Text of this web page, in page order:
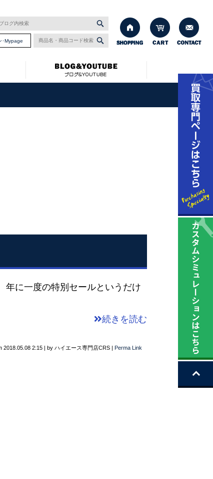
･Mypage
一度の特別セールというだけ
続きを読む
2018.05.08 2:15 | by ハイエース専門店CRS | Perma Link